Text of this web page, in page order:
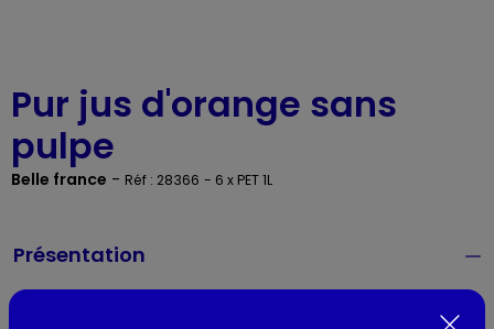
Pur jus d'orange sans
pulpe
Belle france - Réf : 28366 - 6 x PET 1L
Présentation